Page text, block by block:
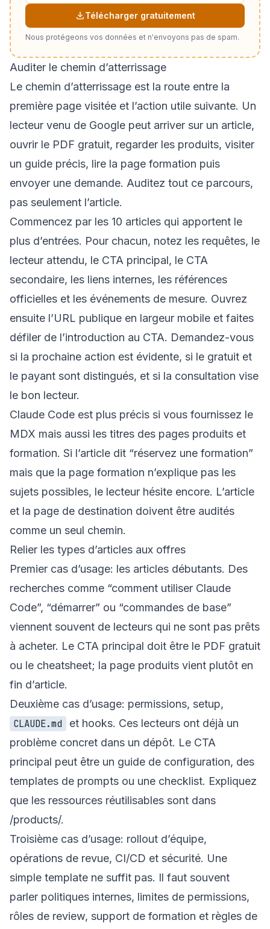
Télécharger gratuitement
Nous protégeons vos données et n'envoyons pas de spam.
Auditer le chemin d’atterrissage
Le chemin d’atterrissage est la route entre la
première page visitée et l’action utile suivante. Un
lecteur venu de Google peut arriver sur un article,
ouvrir le PDF gratuit, regarder les produits, visiter
un guide précis, lire la page formation puis
envoyer une demande. Auditez tout ce parcours,
pas seulement l’article.
Commencez par les 10 articles qui apportent le
plus d’entrées. Pour chacun, notez les requêtes, le
lecteur attendu, le CTA principal, le CTA
secondaire, les liens internes, les références
officielles et les événements de mesure. Ouvrez
ensuite l’URL publique en largeur mobile et faites
défiler de l’introduction au CTA. Demandez-vous
si la prochaine action est évidente, si le gratuit et
le payant sont distingués, et si la consultation vise
le bon lecteur.
Claude Code est plus précis si vous fournissez le
MDX mais aussi les titres des pages produits et
formation. Si l’article dit “réservez une formation”
mais que la page formation n’explique pas les
sujets possibles, le lecteur hésite encore. L’article
et la page de destination doivent être audités
comme un seul chemin.
Relier les types d’articles aux offres
Premier cas d’usage: les articles débutants. Des
recherches comme “comment utiliser Claude
Code”, “démarrer” ou “commandes de base”
viennent souvent de lecteurs qui ne sont pas prêts
à acheter. Le CTA principal doit être le PDF gratuit
ou le cheatsheet; la page produits vient plutôt en
fin d’article.
Deuxième cas d’usage: permissions, setup,
CLAUDE.md
et hooks. Ces lecteurs ont déjà un
problème concret dans un dépôt. Le CTA
principal peut être un guide de configuration, des
templates de prompts ou une checklist. Expliquez
que les ressources réutilisables sont dans
/products/.
Troisième cas d’usage: rollout d’équipe,
opérations de revue, CI/CD et sécurité. Une
simple template ne suffit pas. Il faut souvent
parler politiques internes, limites de permissions,
rôles de review, support de formation et règles de